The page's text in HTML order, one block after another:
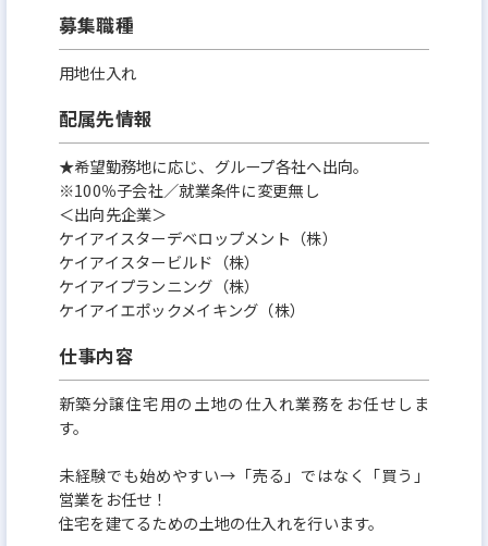
募集職種
用地仕入れ
配属先情報
★希望勤務地に応じ、グループ各社へ出向。
※100％子会社／就業条件に変更無し
＜出向先企業＞
ケイアイスターデベロップメント（株）
ケイアイスタービルド（株）
ケイアイプランニング（株）
ケイアイエポックメイキング（株）
仕事内容
新築分譲住宅用の土地の仕入れ業務をお任せしま
す。
未経験でも始めやすい→「売る」ではなく「買う」
営業をお任せ！
住宅を建てるための土地の仕入れを行います。